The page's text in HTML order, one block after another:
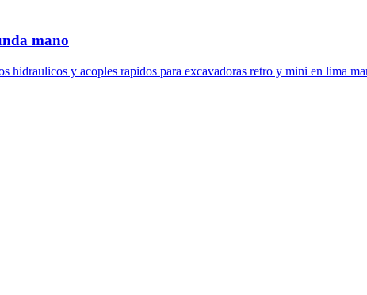
mano
y acoples rapidos para excavadoras retro y mini en lima